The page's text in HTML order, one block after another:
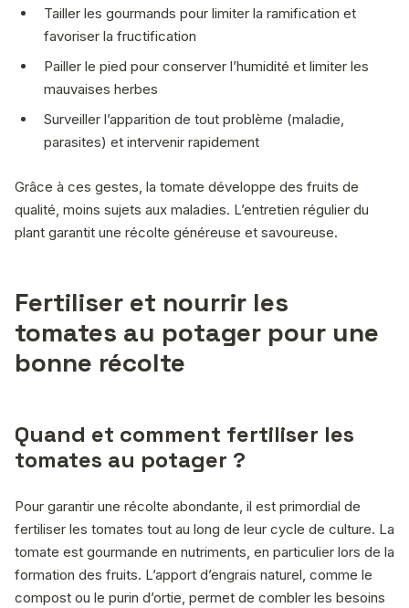
Tailler les gourmands pour limiter la ramification et
favoriser la fructification
Pailler le pied pour conserver l’humidité et limiter les
mauvaises herbes
Surveiller l’apparition de tout problème (maladie,
parasites) et intervenir rapidement
Grâce à ces gestes, la tomate développe des fruits de
qualité, moins sujets aux maladies. L’entretien régulier du
plant garantit une récolte généreuse et savoureuse.
Fertiliser et nourrir les
tomates au potager pour une
bonne récolte
Quand et comment fertiliser les
tomates au potager ?
Pour garantir une récolte abondante, il est primordial de
fertiliser les tomates tout au long de leur cycle de culture. La
tomate est gourmande en nutriments, en particulier lors de la
formation des fruits. L’apport d’engrais naturel, comme le
compost ou le purin d’ortie, permet de combler les besoins